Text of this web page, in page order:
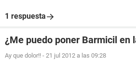
1 respuesta
¿Me puedo poner Barmicil en
Ay que dolor!! - 21 jul 2012 a las 09:28